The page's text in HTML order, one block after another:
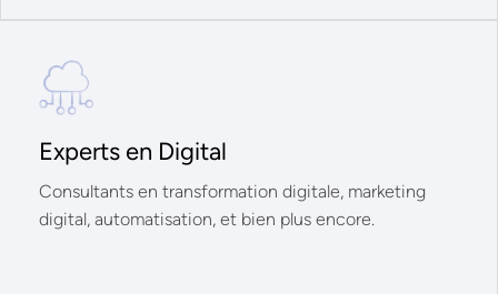
Experts en Digital
Consultants en transformation digitale, marketing
digital, automatisation, et bien plus encore.